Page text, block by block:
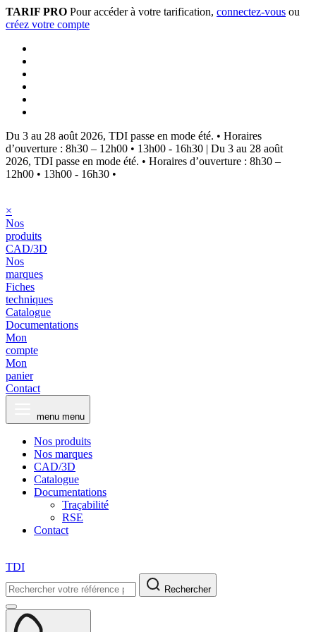
TARIF PRO Pour accéder à votre tarification, connectez-vous ou
créez votre compte
Du 3 au 28 août 2026, TDI passe en mode été. • Horaires
d’ouverture : 8h30 – 12h00 • 13h00 - 16h30 | Du 3 au 28 août
2026, TDI passe en mode été. • Horaires d’ouverture : 8h30 –
12h00 • 13h00 - 16h30 •
×
Nos
produits
CAD/3D
Nos
marques
Fiches
techniques
Catalogue
Documentations
Mon
compte
Mon
panier
Contact
menu menu
Nos produits
Nos marques
CAD/3D
Catalogue
Documentations
Traçabilité
RSE
Contact
TDI
Rechercher